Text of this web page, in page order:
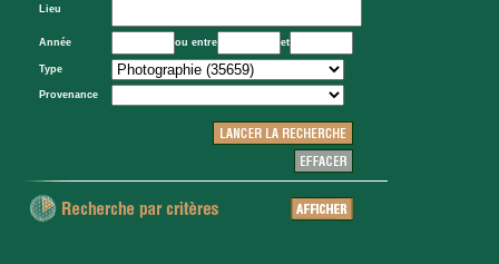
Lieu
Année ou entre et
Type
Provenance